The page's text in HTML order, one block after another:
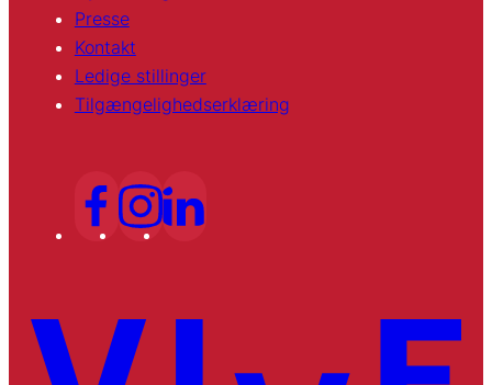
Presse
Kontakt
Ledige stillinger
Tilgængelighedserklæring